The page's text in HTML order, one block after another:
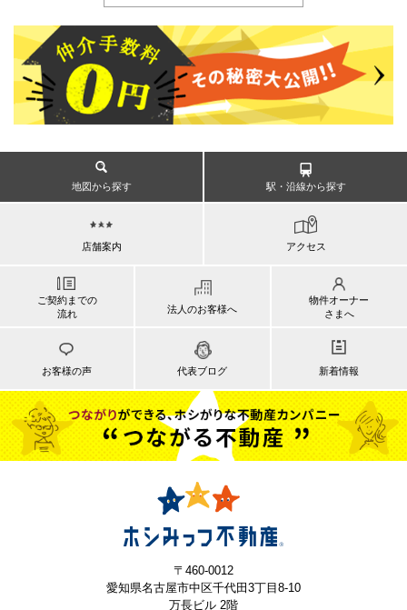
地図から探す 駅・沿線から探す
店舗案内 アクセス
ご契約までの
流れ
法人のお客様へ
物件オーナー
さまへ
お客様の声 代表ブログ 新着情報
〒460-0012
愛知県名古屋市中区千代田3丁目8-10
万長ビル 2階